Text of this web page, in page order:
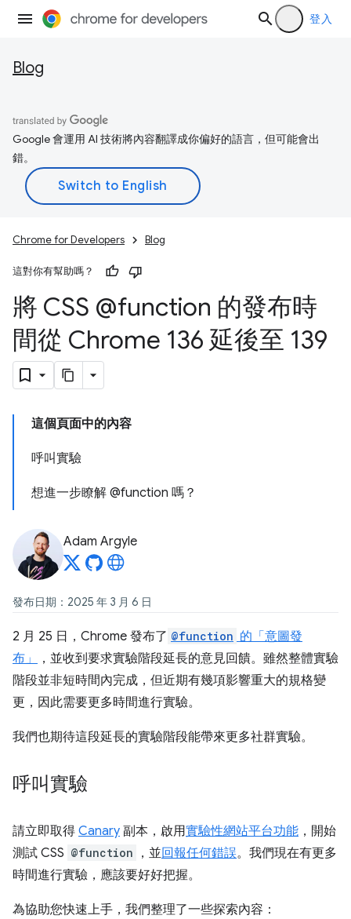
登入
Blog
Google 會運用 AI 技術將內容翻譯成你偏好的語言，但可能會出
錯。
Chrome for Developers Blog
這對你有幫助嗎？
將 CSS @function 的發布時
間從 Chrome 136 延後至 139
這個頁面中的內容
呼叫實驗
想進一步瞭解 @function 嗎？
Adam Argyle
發布日期：2025 年 3 月 6 日
2 月 25 日，Chrome 發布了 @function 的「意圖發
布」
，並收到要求實驗階段延長的意見回饋。雖然整體實驗
階段並非短時間內完成，但近期有幾項影響重大的規格變
更，因此需要更多時間進行實驗。
我們也期待這段延長的實驗階段能帶來更多社群實驗。
呼叫實驗
請立即取得 Canary 副本，啟用實驗性網站平台功能 ，開始
測試 CSS @function ，並回報任何錯誤。我們現在有更多
時間進行實驗，應該要好好把握。
為協助您快速上手，我們整理了一些探索內容：